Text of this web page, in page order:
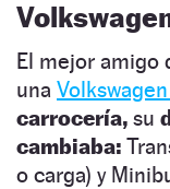
El mejor amigo
una
carrocería, su
cambiaba:
o carga) y